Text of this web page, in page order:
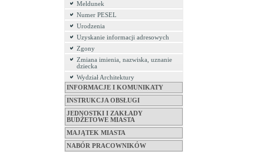
Meldunek
Numer PESEL
Urodzenia
Uzyskanie informacji adresowych
Zgony
Zmiana imienia, nazwiska, uznanie
dziecka
Wydział Architektury
INFORMACJE I KOMUNIKATY
INSTRUKCJA OBSŁUGI
JEDNOSTKI I ZAKŁADY
BUDŻETOWE MIASTA
MAJĄTEK MIASTA
NABÓR PRACOWNIKÓW